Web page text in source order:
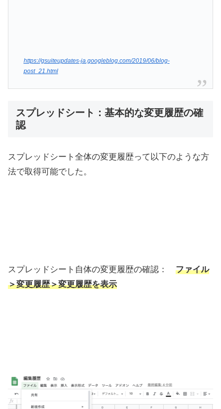
https://gsuiteupdates-ja.googleblog.com/2019/06/blog-
post_21.html
スプレッドシート：基本的な変更履歴の確
認
スプレッドシート全体の変更履歴って以下のような方
法で取得可能でした。
スプレッドシート自体の変更履歴の確認： ファイル
＞変更履歴＞変更履歴を表示